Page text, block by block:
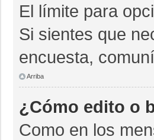
El límite para
Si sientes que
encuesta,
Arriba
¿Cómo edito o
Como en los